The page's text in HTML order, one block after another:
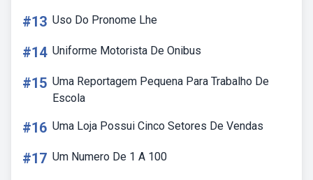
#13 Uso Do Pronome Lhe
#14 Uniforme Motorista De Onibus
#15 Uma Reportagem Pequena Para Trabalho De
Escola
#16 Uma Loja Possui Cinco Setores De Vendas
#17 Um Numero De 1 A 100